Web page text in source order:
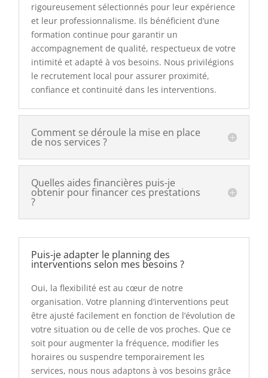
rigoureusement sélectionnés pour leur expérience
et leur professionnalisme. Ils bénéficient d’une
formation continue pour garantir un
accompagnement de qualité, respectueux de votre
intimité et adapté à vos besoins. Nous privilégions
le recrutement local pour assurer proximité,
confiance et continuité dans les interventions.
Comment se déroule la mise en place
de nos services ?
Quelles aides financières puis-je
obtenir pour financer ces prestations
?
Puis-je adapter le planning des
interventions selon mes besoins ?
Oui, la flexibilité est au cœur de notre
organisation. Votre planning d’interventions peut
être ajusté facilement en fonction de l’évolution de
votre situation ou de celle de vos proches. Que ce
soit pour augmenter la fréquence, modifier les
horaires ou suspendre temporairement les
services, nous nous adaptons à vos besoins grâce